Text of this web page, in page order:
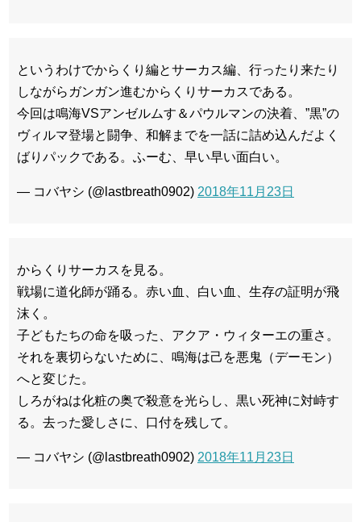
というわけでからくり編とサーカス編、行ったり来たり
しながらガンガン進むからくりサーカスである。
今回は鳴海VSアンゼルムす＆パウルマンの決着、”黒”の
ヴィルマ登場と闘争、和解までを一話に詰め込んだよく
ばりパックである。ふーむ、早い早い面白い。
— コバヤシ (@lastbreath0902) 2018年11月23日
からくりサーカスを見る。
戦場に道化師が踊る。赤い血、白い血、生存の証明が飛
沫く。
子どもたちの命を吸った、アクア・ウィターエの重さ。
それを裏切らないために、鳴海は己を悪鬼（デーモン）
へと変じた。
しろがねは化粧の奥で殺意を光らし、黒い死神に対峙す
る。去った愛しさに、口付を残して。
— コバヤシ (@lastbreath0902) 2018年11月23日